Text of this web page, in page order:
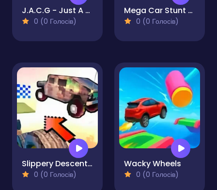
J.A.C.G - Just A Car Game
0 (0 Голосів)
Mega Car Stunt Game
0 (0 Голосів)
Slippery Descent By Car
0 (0 Голосів)
Wacky Wheels
0 (0 Голосів)